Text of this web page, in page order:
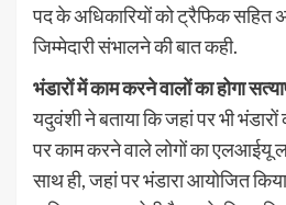
पद के अधिकारियों को ट्रैफिक सहित
जिम्मेदारी संभालने की बात कही.
भंडारों में काम करने वालों का होगा
यदुवंशी ने बताया कि जहां पर भी
पर काम करने वाले लोगों का एलआईयू
साथ ही, जहां पर भंडारा आयोजित